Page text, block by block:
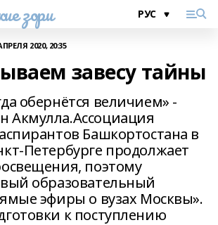
зори
2020, 20:35
завесу тайны
обернётся величием» -
Акмулла.Ассоциация
Башкортостана в
Петербурге продолжает
поэтому
образовательный
эфиры о вузах Москвы».
к поступлению